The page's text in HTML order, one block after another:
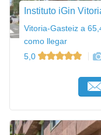
Instituto iGin
Vitoria-Gasteiz a
como llegar
5,0